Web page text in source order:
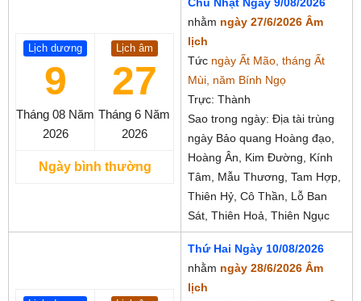
Lịch dương
9
Tháng 08 Năm
2026
Lịch âm
27
Tháng 6 Năm
2026
Ngày bình thường
Chủ Nhật Ngày 9/08/2026
nhằm ngày 27/6/2026 Âm
lịch
Tức ngày Ất Mão, tháng Ất
Mùi, năm Bính Ngọ
Trực: Thành
Sao trong ngày: Địa tài trùng
ngày Bảo quang Hoàng đạo,
Hoàng Ân, Kim Đường, Kính
Tâm, Mẫu Thương, Tam Hợp,
Thiên Hỷ, Cô Thần, Lỗ Ban
Sát, Thiên Hoả, Thiên Ngục
Thứ Hai Ngày 10/08/2026
nhằm ngày 28/6/2026 Âm
lịch